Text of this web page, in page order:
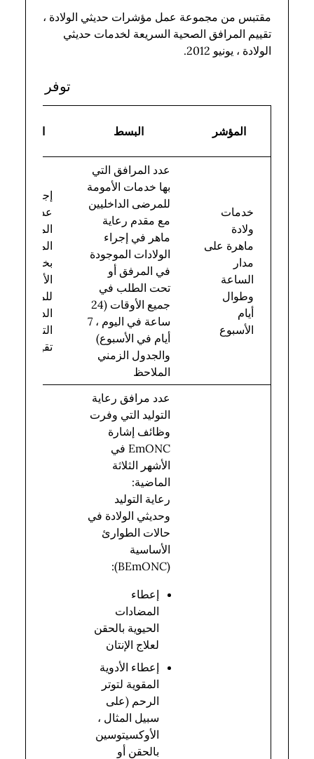
مقتبس من مجموعة عمل مؤشرات حديثي الولادة ،
تقييم المرافق الصحية السريعة لخدمات حديثي
الولادة ، يونيو 2012.
توفر الخدمة
المؤشر البسط المقام
خدمات
ولادة
ماهرة على
مدار
الساعة
وطوال
أيام
الأسبوع
عدد المرافق التي
بها خدمات الأمومة
للمرضى الداخليين
مع مقدم رعاية
ماهر في إجراء
الولادات الموجودة
في المرفق أو
تحت الطلب في
جميع الأوقات (24
ساعة في اليوم ، 7
أيام في الأسبوع)
والجدول الزمني
الملاحظ
إجمالي
عدد
المرافق
المزودة
بخدمات
الأمومة
للمرضى
الداخليين
التي تم
تقييمها
عدد مرافق رعاية
التوليد التي وفرت
وظائف إشارة
EmONC في
الأشهر الثلاثة
الماضية:
رعاية التوليد
وحديثي الولادة في
حالات الطوارئ
الأساسية
(BEmONC):
إعطاء
المضادات
الحيوية بالحقن
لعلاج الإنتان
إعطاء الأدوية
المقوية لتوتر
الرحم (على
سبيل المثال ،
الأوكسيتوسين
بالحقن أو